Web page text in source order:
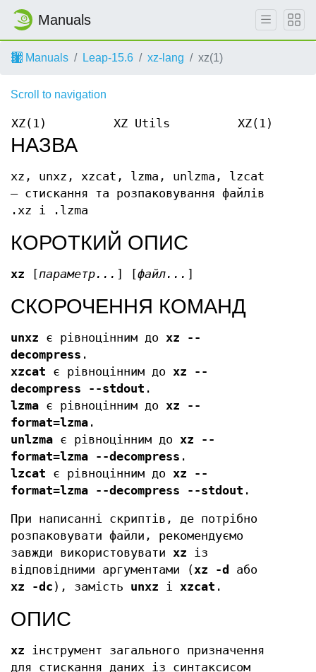
Manuals
Manuals Leap-15.6 xz-lang xz(1)
Scroll to navigation
XZ(1) XZ Utils XZ(1)
НАЗВА
xz, unxz, xzcat, lzma, unlzma, lzcat
— стискання та розпаковування файлів
.xz і .lzma
КОРОТКИЙ ОПИС
xz [параметр... ] [файл... ]
СКОРОЧЕННЯ КОМАНД
unxz є рівноцінним до xz --
decompress .
xzcat є рівноцінним до xz --
decompress --stdout .
lzma є рівноцінним до xz --
format=lzma .
unlzma є рівноцінним до xz --
format=lzma --decompress .
lzcat є рівноцінним до xz --
format=lzma --decompress --stdout .
При написанні скриптів, де потрібно
розпаковувати файли, рекомендуємо
завжди використовувати xz із
відповідними аргументами (xz -d
або
xz -dc ), замість unxz і xzcat .
ОПИС
xz інструмент загального призначення
для стискання даних із синтаксисом